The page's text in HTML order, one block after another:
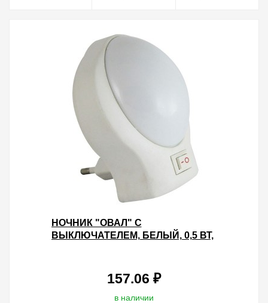
НОЧНИК "ОВАЛ" С
ВЫКЛЮЧАТЕЛЕМ, БЕЛЫЙ, 0,5 ВТ,
157.06 ₽
в наличии